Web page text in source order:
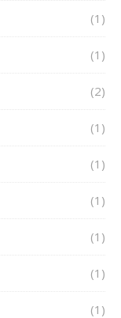
(1)
(1)
(2)
(1)
(1)
(1)
(1)
(1)
(1)